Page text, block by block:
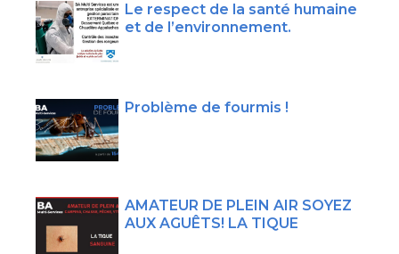
Le respect de la santé humaine
et de l’environnement.
Problème de fourmis !
AMATEUR DE PLEIN AIR SOYEZ
AUX AGUÊTS! LA TIQUE